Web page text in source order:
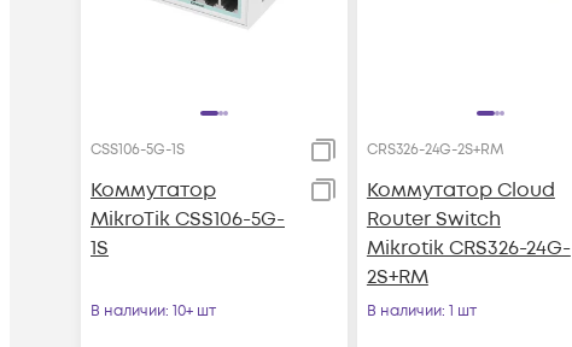
CSS106-5G-1S
Коммутатор
MikroTik CSS106-5G-
1S
В наличии: 10+ шт
CRS326-24G-2S+RM
Коммутатор Cloud
Router Switch
Mikrotik CRS326-24G-
2S+RM
В наличии: 1 шт